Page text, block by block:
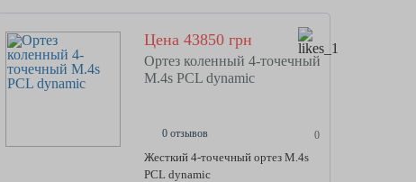
Цена 43850 грн
Ортез коленный 4-точечный
M.4s PCL dynamic
0 отзывов 0
Жесткий 4-точечный ортез M.4s
PCL dynamic